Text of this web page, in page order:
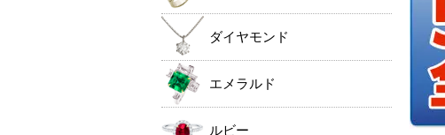
ダイヤモンド
エメラルド
ルビー